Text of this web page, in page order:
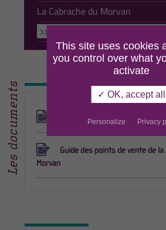
La Cabrache du Morvan
Les documents Carte des producteurs·trices de
Guide des points de vente de la
Morvan
This site uses cookies
you control over what
activate
✓ OK, accept all
Personalize Privacy